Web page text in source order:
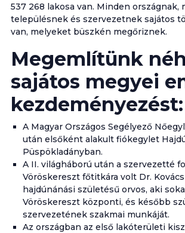
537 268 lakosa van. Minden országnak,
településnek és szervezetnek sajátos
van, melyeket büszkén megőriznek.
Megemlítünk
sajátos megyei
kezdeményezést:
A Magyar Országos Segélyező
után elsőként alakult fiókegylet
Püspökladányban.
A II. világháború után a szervezetté
Vöröskereszt főtitkára volt Dr.
hajdúnánási születésű orvos, aki
Vöröskereszt központi, és később
szervezetének szakmai munkáját.
Az országban az első lakóterületi